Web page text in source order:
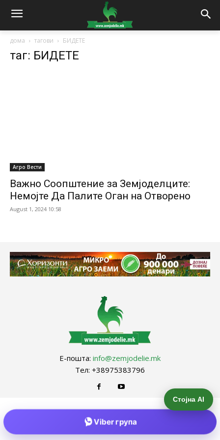
дома тагови БИДЕТЕ
таг: БИДЕТЕ
Агро Вести
Важно Соопштение за Земјоделците:
Немојте Да Палите Оган на Отворено
August 1, 2024 10:58
Е-пошта: info@zemjodelie.mk
Тел: +38975383796
Стојна AI
Viber група